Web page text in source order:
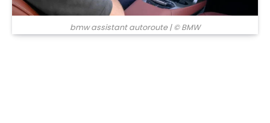
bmw assistant autoroute| © BMW